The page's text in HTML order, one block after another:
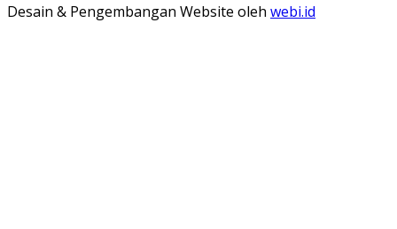
Desain & Pengembangan Website oleh webi.id